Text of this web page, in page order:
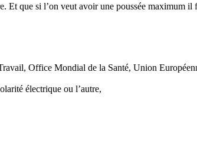
que si l’on veut avoir une poussée maximum
Office Mondial de la Santé, Union
électrique ou l’autre,